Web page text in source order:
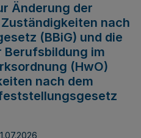
Änderung der
nach
(BBiG) und die
im
(HwO)
nach dem